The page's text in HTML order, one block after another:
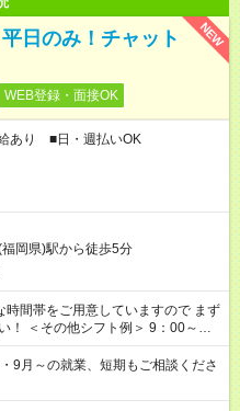
NEW
日のみ！チャット
WEB登録・面接OK
あり ■日・週払いOK
岡県)駅から徒歩5分
時間帯をご用意していますので まず
00～
など！その他のお時間もOKです！
9月～の就業、短期もご相談くださ